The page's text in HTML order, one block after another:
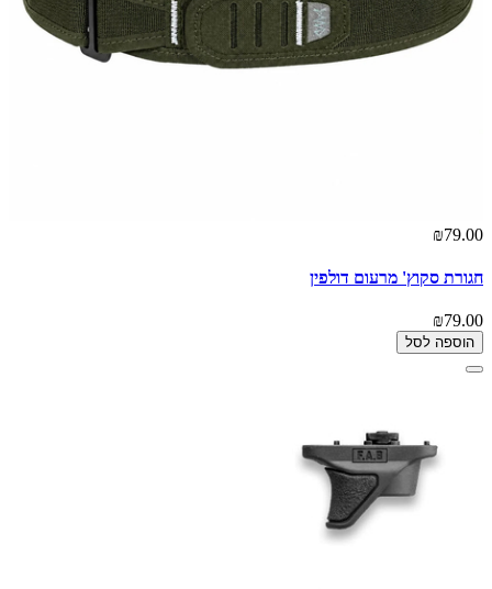
₪79.00
חגורת סקוץ' מרעום דולפין
₪79.00
הוספה לסל